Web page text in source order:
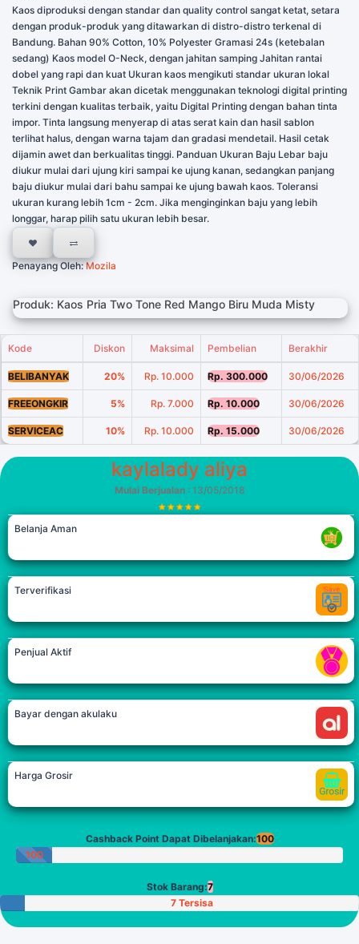
Kaos diproduksi dengan standar dan quality control sangat ketat, setara
dengan produk-produk yang ditawarkan di distro-distro terkenal di
Bandung. Bahan 90% Cotton, 10% Polyester Gramasi 24s (ketebalan
sedang) Kaos model O-Neck, dengan jahitan samping Jahitan rantai
dobel yang rapi dan kuat Ukuran kaos mengikuti standar ukuran lokal
Teknik Print Gambar akan dicetak menggunakan teknologi digital printing
terkini dengan kualitas terbaik, yaitu Digital Printing dengan bahan tinta
impor. Tinta langsung menyerap di atas serat kain dan hasil sablon
terlihat halus, dengan warna tajam dan gradasi mendetail. Hasil cetak
dijamin awet dan berkualitas tinggi. Panduan Ukuran Baju Lebar baju
diukur mulai dari ujung kiri sampai ke ujung kanan, sedangkan panjang
baju diukur mulai dari bahu sampai ke ujung bawah kaos. Toleransi
ukuran kurang lebih 1cm - 2cm. Jika menginginkan baju yang lebih
longgar, harap pilih satu ukuran lebih besar.
Penayang Oleh:Mozila
Produk: Kaos Pria Two Tone Red Mango Biru Muda Misty
Kode Diskon Maksimal Pembelian Berakhir
BELIBANYAK 20% Rp. 10.000 Rp. 300.000 30/06/2026
FREEONGKIR 5% Rp. 7.000 Rp. 10.000 30/06/2026
SERVICEAC 10% Rp. 10.000 Rp. 15.000 30/06/2026
kaylalady aliya
Mulai Berjualan: 13/05/2018
Belanja Aman
Terverifikasi
Penjual Aktif
Bayar dengan akulaku
Harga Grosir
Cashback Point Dapat Dibelanjakan:100
100
Stok Barang:7
7 Tersisa